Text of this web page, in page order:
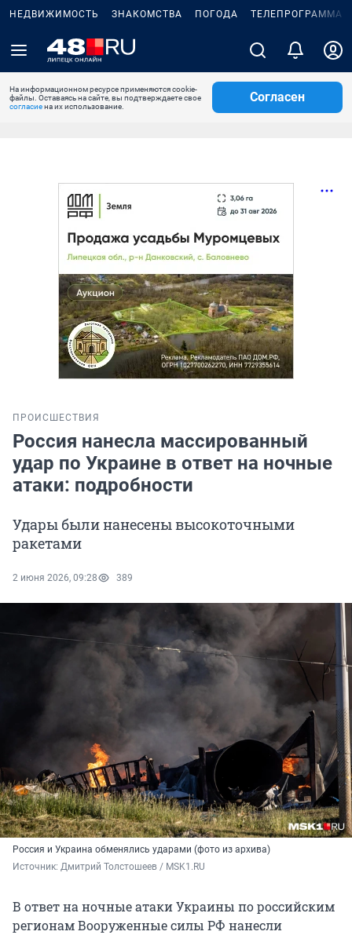
НЕДВИЖИМОСТЬ ЗНАКОМСТВА ПОГОДА ТЕЛЕПРОГРАММА
На информационном ресурсе применяются cookie-
файлы. Оставаясь на сайте, вы подтверждаете свое
согласиена их использование.
Согласен
ПРОИСШЕСТВИЯ
Россия нанесла массированный
удар по Украине в ответ на ночные
атаки: подробности
Удары были нанесены высокоточными
ракетами
2 июня 2026, 09:28 389
Россия и Украина обменялись ударами (фото из архива)
Источник: Дмитрий Толстошеев / MSK1.RU
В ответ на ночные атаки Украины по российским
регионам Вооруженные силы РФ нанесли